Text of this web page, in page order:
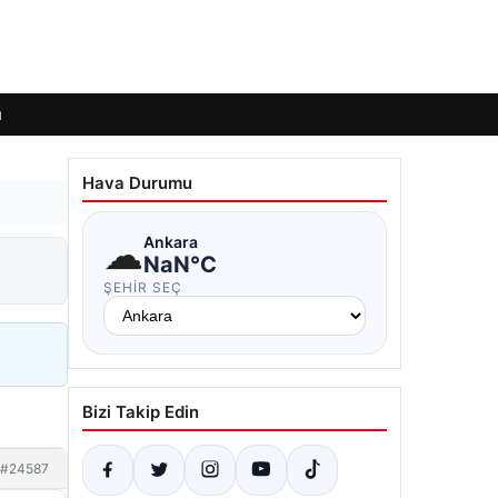
#24587
Hava Durumu
☁Ankara
NaN°C
ŞEHIR SEÇ
Bizi Takip Edin